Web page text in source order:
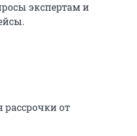
экспертам и
рассрочки от